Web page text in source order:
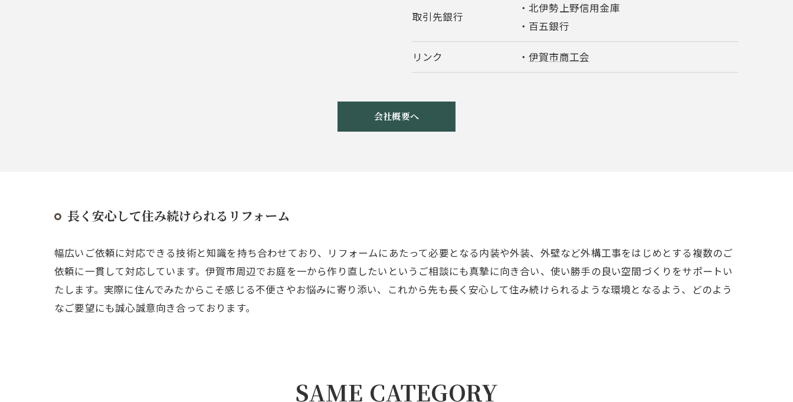
取引先銀行
・北伊勢上野信用金庫
・百五銀行
リンク ・伊賀市商工会
会社概要へ
長く安心して住み続けられるリフォーム
幅広いご依頼に対応できる技術と知識を持ち合わせており、リフォームにあたって必要となる内装や外装、外壁など外構工事をはじめとする複数のご
依頼に一貫して対応しています。伊賀市周辺でお庭を一から作り直したいというご相談にも真摯に向き合い、使い勝手の良い空間づくりをサポートい
たします。実際に住んでみたからこそ感じる不便さやお悩みに寄り添い、これから先も長く安心して住み続けられるような環境となるよう、どのよう
なご要望にも誠心誠意向き合っております。
SAME CATEGORY